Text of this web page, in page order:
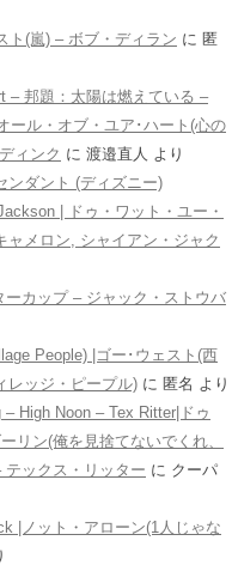
ト(嵐) – ボブ・ディラン に 匿
– 邦題：太陽は燃えている –
ール・オブ・ユア･ハート(心の
ィンク に 渡邉直人 より
ンダント (ディズニー)
| ドゥ・ワット・ユー・
ャメロン, シャイアン・ジャク
ーカップ – ジャック・ストウバ
People) |ゴー･ウェスト(西
レッジ・ピープル) に 匿名 より
High Noon – Tex Ritter|ドゥ
リン(俺を見捨てないでくれ、
ックス・リッター に クーパ
|ノット・アローン(1人じゃな